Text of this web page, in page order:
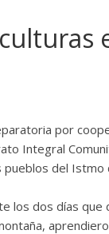
por
Integral
pueblos del Istmo
los dos días que